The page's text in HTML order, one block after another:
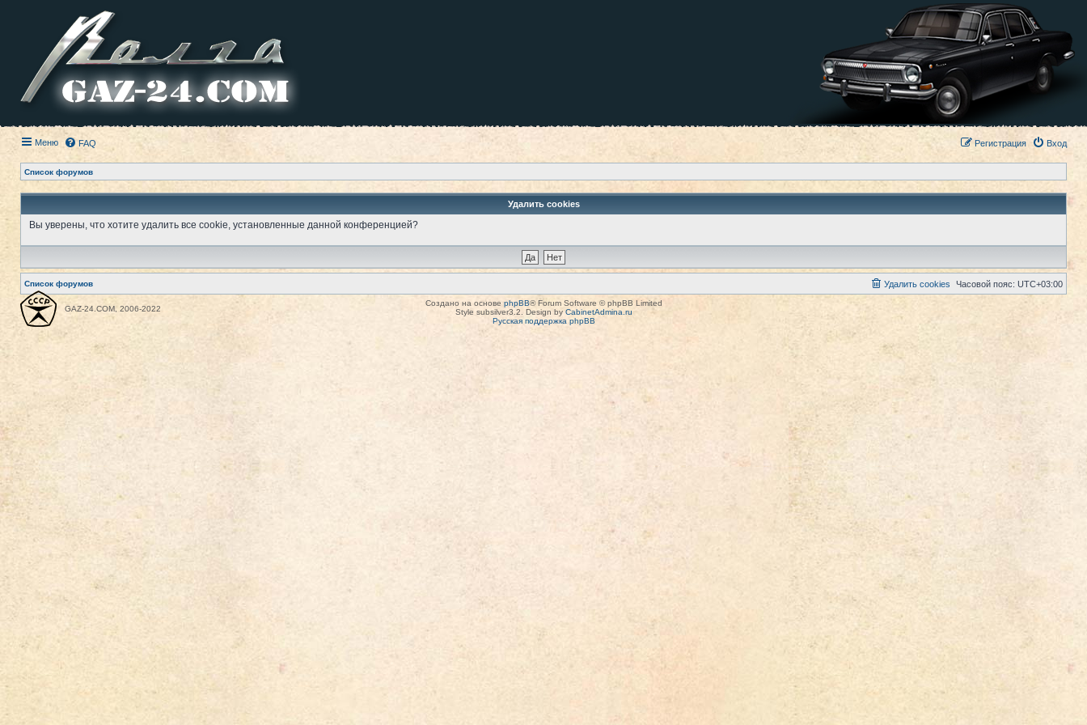
Меню FAQ Вход
Регистрация
Список форумов
Удалить cookies
Вы уверены, что хотите удалить все cookie, установленные данной конференцией?
Список форумов Часовой пояс: UTC+03:00
Удалить cookies
GAZ-24.COM, 2006-2022
Создано на основе phpBB® Forum Software © phpBB Limited
Style subsilver3.2. Design by CabinetAdmina.ru
Русская поддержка phpBB